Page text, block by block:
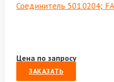
Соединитель 501.0204;
Цена по запросу
ЗАКАЗАТЬ